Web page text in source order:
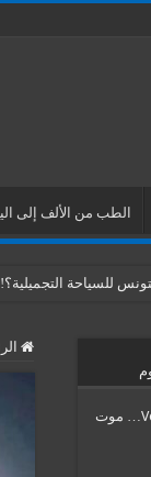
الطب من الألف إلى
للسياحة
بالفيديو: بعد تعاقدها مع وكالة Venus Esthetika… موت